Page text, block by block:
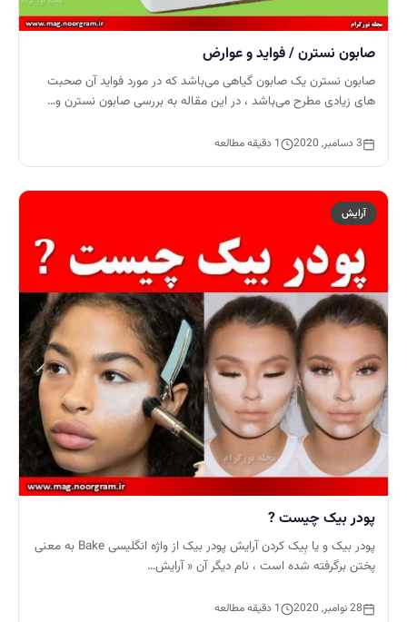
صابون نسترن / فواید و عوارض
صابون نسترن یک صابون گیاهی می‌باشد که در مورد فواید آن صحبت
های زیادی مطرح می‌باشد ، در این مقاله به بررسی صابون نسترن و…
3 دسامبر, 2020 1 دقیقه مطالعه
آرایش
پودر بیک چیست ?
پودر بیک و یا بِیک کردن آرایش پودر بیک از واژه انگلیسی Bake به معنی
پختن برگرفته شده است ، نام دیگر آن « آرایش…
28 نوامبر, 2020 1 دقیقه مطالعه